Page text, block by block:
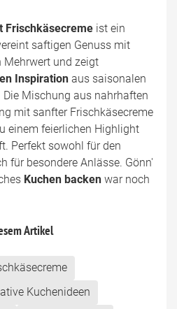
Frischkäsecreme ist ein
saftigen Genuss mit
und zeigt
Inspiration aus saisonalen
Mischung aus nahrhaften
mit sanfter Frischkäsecreme
einem feierlichen Highlight
Perfekt sowohl für den
für besondere Anlässe. Gönn'
Kuchen backen war noch
Artikel
Kuchenideen